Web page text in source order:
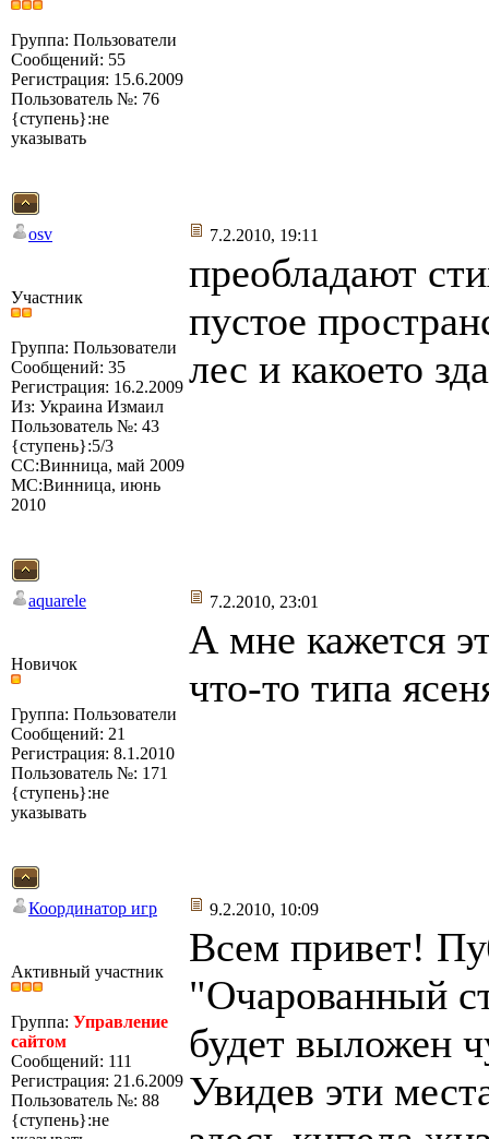
Группа: Пользователи
Сообщений: 55
Регистрация: 15.6.2009
Пользователь №: 76
{ступень}:не
указывать
osv 7.2.2010, 19:11
Участник
Группа: Пользователи
Сообщений: 35
Регистрация: 16.2.2009
Из: Украина Измаил
Пользователь №: 43
{ступень}:5/3
СС:Винница, май 2009
МС:Винница, июнь
2010
преобладают
пустое
лес и какоето
aquarele 7.2.2010, 23:01
Новичок
Группа: Пользователи
Сообщений: 21
Регистрация: 8.1.2010
Пользователь №: 171
{ступень}:не
указывать
А мне кажется
что-то типа
Координатор игр 9.2.2010, 10:09
Активный участник
Группа: Управление
сайтом
Сообщений: 111
Регистрация: 21.6.2009
Пользователь №: 88
{ступень}:не
Всем привет!
"Очарованный
будет выложен
Увидев эти